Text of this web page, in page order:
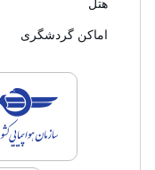
هتل
اماکن گردشگری